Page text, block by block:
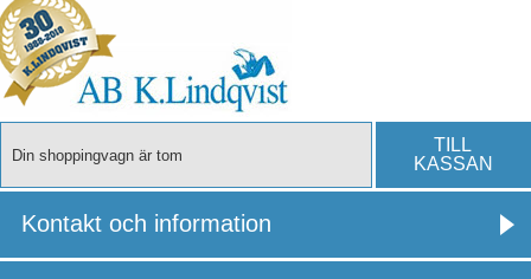
TILL
KASSAN
Din shoppingvagn är tom
Kontakt och information